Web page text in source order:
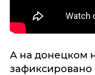
А на донецком